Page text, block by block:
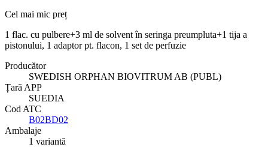
Cel mai mic preț
1 flac. cu pulbere+3 ml de solvent în seringa preumpluta+1 tija a
pistonului, 1 adaptor pt. flacon, 1 set de perfuzie
Producător
SWEDISH ORPHAN BIOVITRUM AB (PUBL)
Țară APP
SUEDIA
Cod ATC
B02BD02
Ambalaje
1 variantă